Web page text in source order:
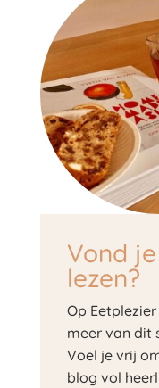
Vond
lezen?
Op
meer van dit
Voel je vrij
blog vol